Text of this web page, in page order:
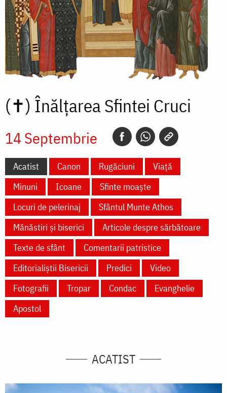
(✝) Înălțarea Sfintei Cruci
14 Septembrie
Acatist Canon Rugăciuni
Viață
Minuni
Icoane
Sfinte moaște
Locuri de pelerinaj
Sfântul Munte Athos
Mănăstiri și biserici
Articole despre sărbătoare
Texte de sfânt
Comentarii patristice
Editorialiștii Bisericii
Predici
Video
Fotografii
Tropar Condac
Evanghelie
Apostol
ACATIST